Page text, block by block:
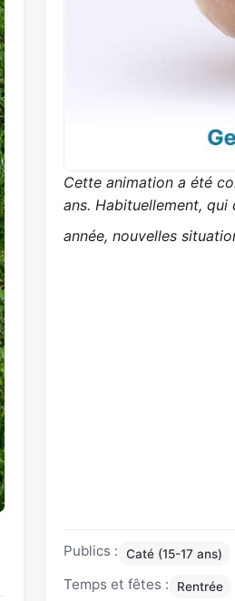
Cette animation a été
ans. Habituellement,
année, nouvelles
Publics : Caté (15-17 ans)
Temps et fêtes : Rentrée